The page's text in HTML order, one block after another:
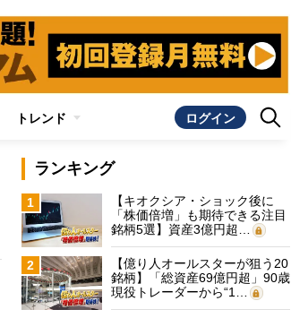
トレンド ログイン
ランキング
1
【キオクシア・ショック後に
「株価倍増」も期待できる注目
銘柄5選】資産3億円超…
2
【億り人オールスターが狙う20
銘柄】「総資産69億円超」90歳
現役トレーダーから“1…